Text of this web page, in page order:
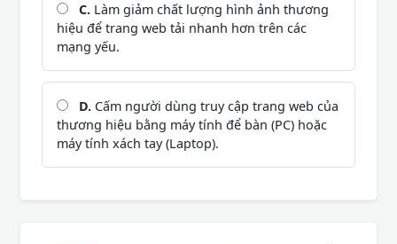
C. Làm giảm chất lượng hình ảnh thương
hiệu để trang web tải nhanh hơn trên các
mạng yếu.
D. Cấm người dùng truy cập trang web của
thương hiệu bằng máy tính để bàn (PC) hoặc
máy tính xách tay (Laptop).